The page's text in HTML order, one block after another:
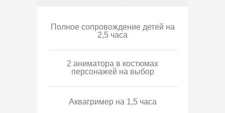
Полное сопровождение детей на
2,5 часа
2 аниматора в костюмах
персонажей на выбор
Аквагример на 1,5 часа